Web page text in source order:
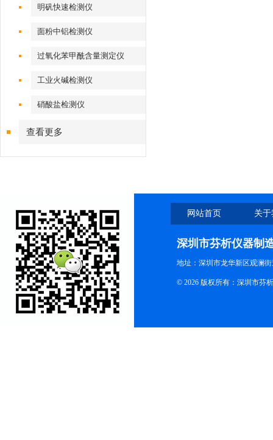
明矾快速检测仪
面粉中铝检测仪
过氧化苯甲酰含量测定仪
工业火碱检测仪
硝酸盐检测仪
查看更多
网站首页 关
深圳市芬析仪器制
地址：深圳市龙华新区观澜
© 2026 版权所有：深圳市芬